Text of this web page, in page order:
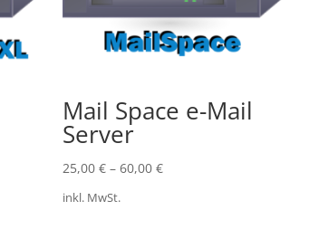
Mail Space e-Mail
Server
25,00 €– 60,00 €
inkl. MwSt.